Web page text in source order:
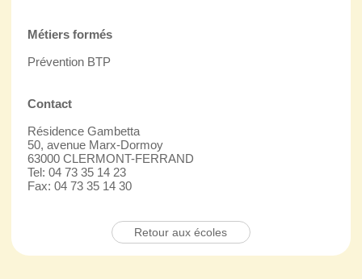
Métiers formés
Prévention BTP
Contact
Résidence Gambetta
50, avenue Marx-Dormoy
63000 CLERMONT-FERRAND
Tel: 04 73 35 14 23
Fax: 04 73 35 14 30
Retour aux écoles